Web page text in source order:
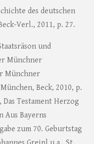
des deutschen
Verl., 2011, p. 27.
und
Münchner
Münchner
Beck, 2010, p.
Testament Herzog
Aus Bayerns
zum 70. Geburtstag